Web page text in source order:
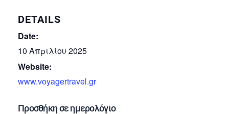
DETAILS
Date:
10 Απριλίου 2025
Website:
www.voyagertravel.gr
Προσθήκη σε ημερολόγιο